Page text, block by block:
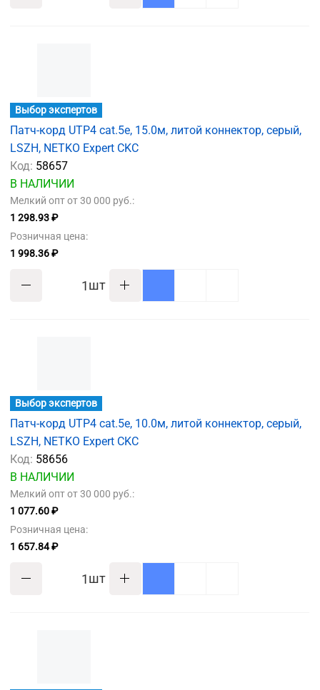
Выбор экспертов
Патч-корд UTP4 cat.5e, 15.0м, литой коннектор, серый,
LSZH, NETKO Expert CKC
Код: 58657
В НАЛИЧИИ
Мелкий опт от 30 000 руб.:
1 298.93 ₽
Розничная цена:
1 998.36 ₽
шт
Выбор экспертов
Патч-корд UTP4 cat.5e, 10.0м, литой коннектор, серый,
LSZH, NETKO Expert CKC
Код: 58656
В НАЛИЧИИ
Мелкий опт от 30 000 руб.:
1 077.60 ₽
Розничная цена:
1 657.84 ₽
шт